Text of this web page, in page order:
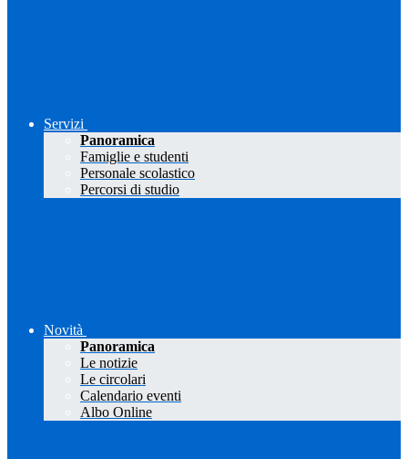
Servizi
Panoramica
Famiglie e studenti
Personale scolastico
Percorsi di studio
Novità
Panoramica
Le notizie
Le circolari
Calendario eventi
Albo Online